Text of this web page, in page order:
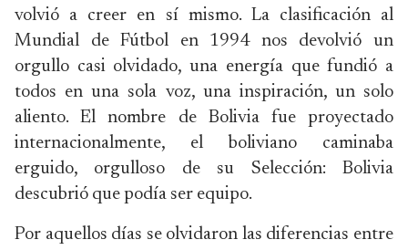
volvió a creer en sí mismo. La clasificación al
Mundial de Fútbol en 1994 nos devolvió un
orgullo casi olvidado, una energía que fundió a
todos en una sola voz, una inspiración, un solo
aliento. El nombre de Bolivia fue proyectado
internacionalmente, el boliviano caminaba
erguido, orgulloso de su Selección: Bolivia
descubrió que podía ser equipo.
Por aquellos días se olvidaron las diferencias entre